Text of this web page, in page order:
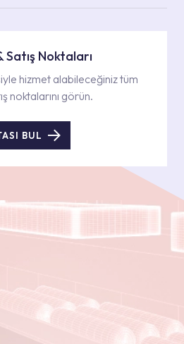
Noktaları
hizmet alabileceğiniz tüm
noktalarını görün.
BUL